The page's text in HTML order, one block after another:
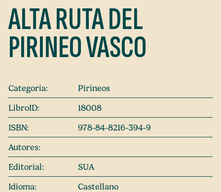
ALTA RUTA DEL
PIRINEO VASCO
Categoría:
Pirineos
LibroID:
18008
ISBN:
978-84-8216-394-9
Autores:
Editorial:
SUA
Idioma:
Castellano